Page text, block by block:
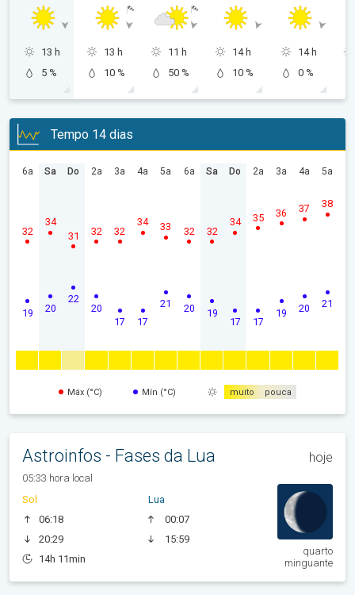
13 h
5 %
13 h
10 %
11 h
50 %
14 h
10 %
14 h
0 %
Tempo 14 dias
6a
19
32
Sa
20
34
Do
22
31
2a
20
32
3a
17
32
4a
17
34
5a
21
33
6a
20
32
Sa
19
32
Do
17
34
2a
17
35
3a
19
36
4a
20
37
5a
21
38
Máx (°C) Mín (°C) muito pouca
Astroinfos - Fases da Lua hoje
05:33 hora local
Sol
06:18
20:29
14h 11min
Lua
00:07
15:59
quarto
minguante